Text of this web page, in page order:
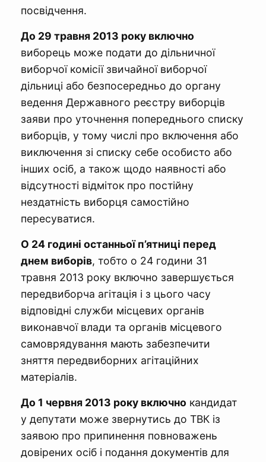
посвідчення.
До 29 травня 2013 року включно
виборець може подати до дільничної
виборчої комісії звичайної виборчої
дільниці або безпосередньо до органу
ведення Державного реєстру виборців
заяви про уточнення попереднього списку
виборців, у тому числі про включення або
виключення зі списку себе особисто або
інших осіб, а також щодо наявності або
відсутності відміток про постійну
нездатність виборця самостійно
пересуватися.
О 24 годині останньої п’ятниці перед
днем виборів, тобто о 24 години 31
травня 2013 року включно завершується
передвиборча агітація і з цього часу
відповідні служби місцевих органів
виконавчої влади та органів місцевого
самоврядування мають забезпечити
зняття передвиборних агітаційних
матеріалів.
До 1 червня 2013 року включно кандидат
у депутати може звернутись до ТВК із
заявою про припинення повноважень
довірених осіб і подання документів для